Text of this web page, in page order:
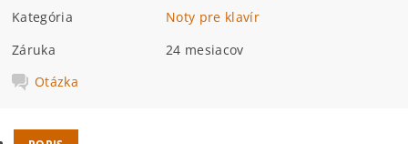
Kategória
Noty pre klavír
Záruka
24 mesiacov
Otázka